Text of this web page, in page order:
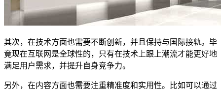
其次，在技术方面也需要不断创新，并且保持与国际接轨。毕
竟现在互联网是全球性的，只有在技术上跟上潮流才能更好地
满足用户需求，并提升自身竞争力。
另外，在内容方面也需要注重精准度和实用性。比如可以通过